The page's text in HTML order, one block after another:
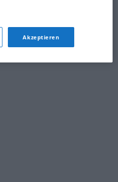
Akzeptieren